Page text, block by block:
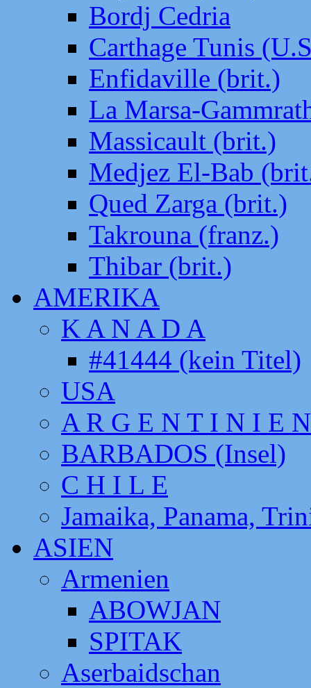
Bordj Cedria
Carthage Tunis
Enfidaville (brit.)
La Marsa-
Massicault (brit.)
Medjez El-Bab
Qued Zarga (brit.)
Takrouna (franz.)
Thibar (brit.)
AMERIKA
K A N A D A
#41444 (kein Titel)
USA
A R G E N T I N I E N
BARBADOS (Insel)
C H I L E
Jamaika, Panama,
ASIEN
Armenien
ABOWJAN
SPITAK
Aserbaidschan